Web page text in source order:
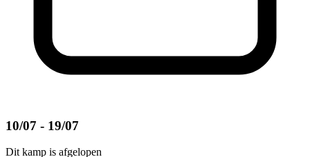
10/07 - 19/07
Dit kamp is afgelopen